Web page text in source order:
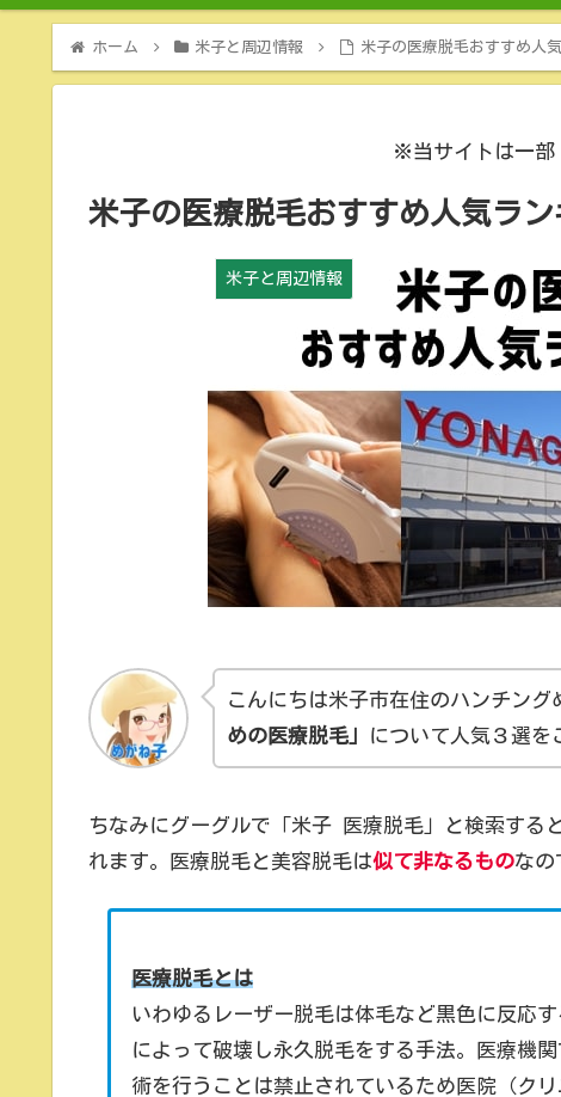
ホーム 米子と周辺情報 米子の医療脱毛おすすめ人
※当サイトは一部
米子の医療脱毛おすすめ人気ラ
米子と周辺情報
こんにちは米子市在住のハンチング
めの医療脱毛」 について人気３選を
ちなみにグーグルで「米子 医療脱毛」と検索す
れます。医療脱毛と美容脱毛は似て非なるものなの
医療脱毛とは
いわゆるレーザー脱毛は体毛など黒色に反応
によって破壊し永久脱毛をする手法。医療機
術を行うことは禁止されているため医院（ク